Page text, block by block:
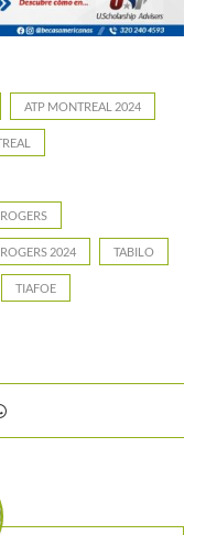
ATP MONTREAL 2024
2024 TABILO
TIAFOE